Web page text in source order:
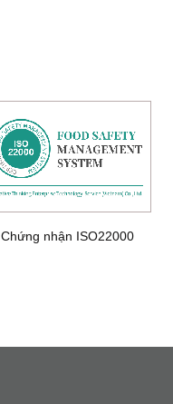
Chứng nhận ISO22000